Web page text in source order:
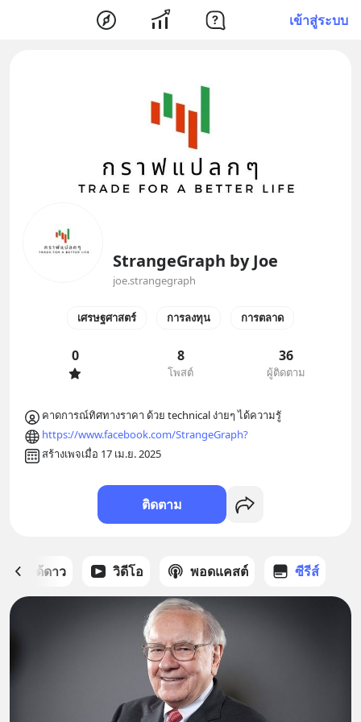
เข้าสู่ระบบ
StrangeGraph by Joe
joe.strangegraph
เศรษฐศาสตร์ การลงทุน การตลาด
0 8
โพสต์
36
ผู้ติดตาม
คาดการณ์ทิศทางราคา ด้วย technical ง่ายๆ ได้ความรูั
https://www.facebook.com/StrangeGraph?
สร้างเพจเมื่อ 17 เม.ย. 2025
ติดตาม
สต์ที่ได้ดาว วิดีโอ พอดแคสต์ ซีรีส์